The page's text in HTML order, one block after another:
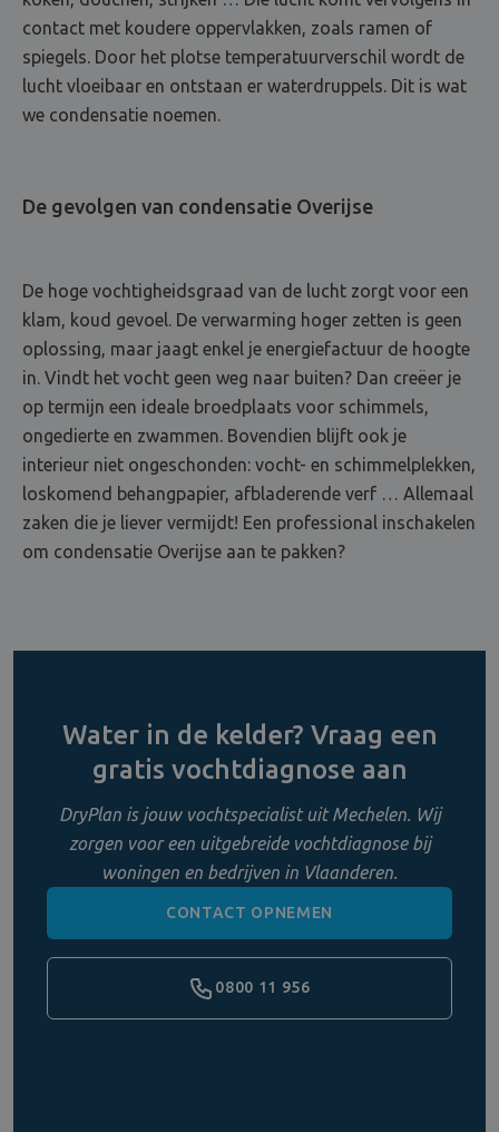
contact met koudere oppervlakken, zoals ramen of
spiegels. Door het plotse temperatuurverschil wordt de
lucht vloeibaar en ontstaan er waterdruppels. Dit is wat
we condensatie noemen.
De gevolgen van condensatie Overijse
De hoge vochtigheidsgraad van de lucht zorgt voor een
klam, koud gevoel. De verwarming hoger zetten is geen
oplossing, maar jaagt enkel je energiefactuur de hoogte
in. Vindt het vocht geen weg naar buiten? Dan creëer je
op termijn een ideale broedplaats voor schimmels,
ongedierte en zwammen. Bovendien blijft ook je
interieur niet ongeschonden: vocht- en schimmelplekken,
loskomend behangpapier, afbladerende verf … Allemaal
zaken die je liever vermijdt! Een professional inschakelen
om condensatie Overijse aan te pakken?
Water in de kelder? Vraag een
gratis vochtdiagnose aan
DryPlan is jouw vochtspecialist uit Mechelen. Wij
zorgen voor een uitgebreide vochtdiagnose bij
woningen en bedrijven in Vlaanderen.
CONTACT OPNEMEN
0800 11 956